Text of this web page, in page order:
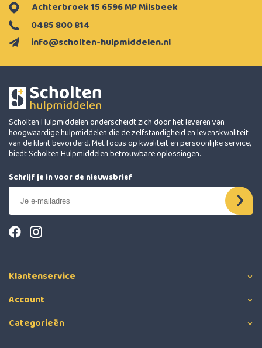
info@scholten-hulpmiddelen.nl
0485 800 814
Achterbroek 15 6596 MP Milsbeek
Scholten Hulpmiddelen onderscheidt zich door het leveren van
hoogwaardige hulpmiddelen die de zelfstandigheid en levenskwaliteit
van de klant bevorderd. Met focus op kwaliteit en persoonlijke service,
biedt Scholten Hulpmiddelen betrouwbare oplossingen.
Schrijf je in voor de nieuwsbrief
Klantenservice
Account
Categorieën